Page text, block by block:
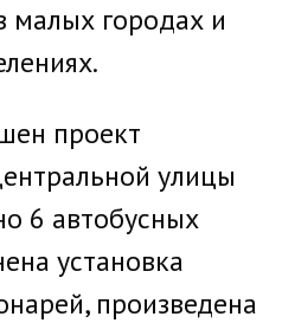
малых городах и
проект
улицы
6 автобусных
установка
произведена